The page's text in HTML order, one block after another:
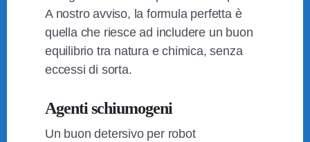
A nostro avviso, la formula perfetta è
quella che riesce ad includere un buon
equilibrio tra natura e chimica, senza
eccessi di sorta.
Agenti schiumogeni
Un buon detersivo per robot